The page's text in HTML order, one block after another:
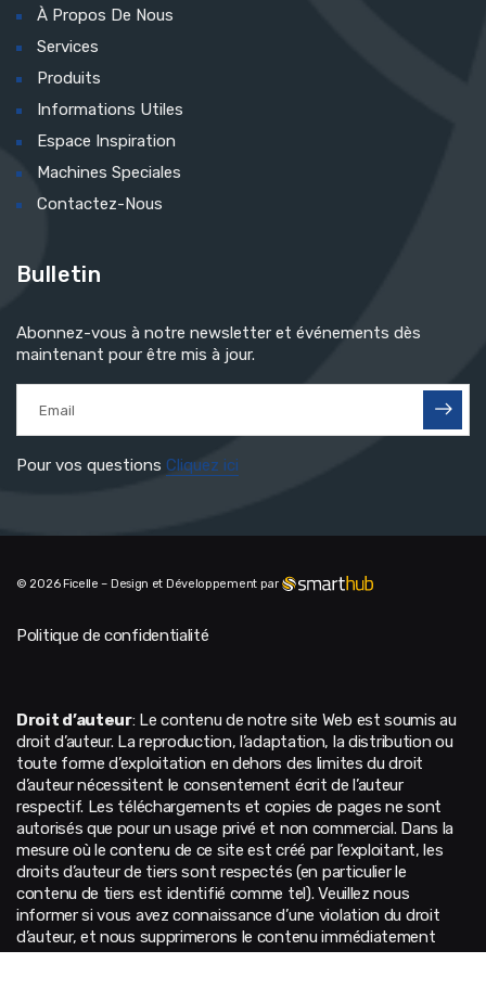
À Propos De Nous
Services
Produits
Informations Utiles
Espace Inspiration
Machines Speciales
Contactez-Nous
Bulletin
Abonnez-vous à notre newsletter et événements dès
maintenant pour être mis à jour.
Pour vos questions Cliquez ici
© 2026 Ficelle – Design et Développement par
Politique de confidentialité
Droit d’auteur: Le contenu de notre site Web est soumis au
droit d’auteur. La reproduction, l’adaptation, la distribution ou
toute forme d’exploitation en dehors des limites du droit
d’auteur nécessitent le consentement écrit de l’auteur
respectif. Les téléchargements et copies de pages ne sont
autorisés que pour un usage privé et non commercial. Dans la
mesure où le contenu de ce site est créé par l’exploitant, les
droits d’auteur de tiers sont respectés (en particulier le
contenu de tiers est identifié comme tel). Veuillez nous
informer si vous avez connaissance d’une violation du droit
d’auteur, et nous supprimerons le contenu immédiatement